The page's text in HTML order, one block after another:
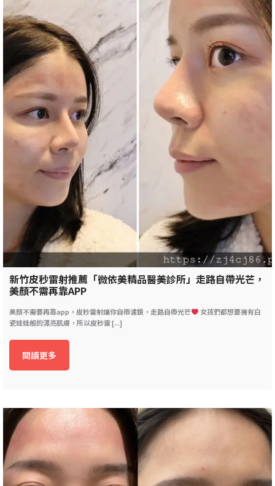
新竹皮秒雷射推薦「微依美精品醫美診所」走路自帶光芒，
美顏不需再靠APP
美顏不需要再靠app，皮秒雷射讓你自帶濾鏡，走路自帶光芒
女孩們都想要擁有白
瓷娃娃般的漂亮肌膚，所以皮秒雷 [...]
閱讀更多